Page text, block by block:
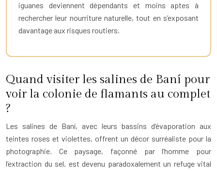
iguanes deviennent dépendants et moins aptes à
rechercher leur nourriture naturelle, tout en s’exposant
davantage aux risques routiers.
Quand visiter les salines de Baní pour
voir la colonie de flamants au complet
?
Les salines de Baní, avec leurs bassins d’évaporation aux
teintes roses et violettes, offrent un décor surréaliste pour la
photographie. Ce paysage, façonné par l’homme pour
l’extraction du sel, est devenu paradoxalement un refuge vital